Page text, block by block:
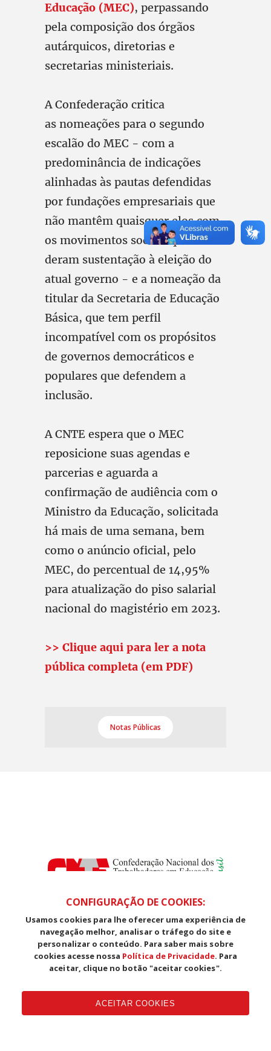
Educação (MEC), perpassando
pela composição dos órgãos
autárquicos, diretorias e
secretarias ministeriais.
A Confederação critica
as nomeações para o segundo
escalão do MEC - com a
predominância de indicações
alinhadas às pautas defendidas
por fundações empresariais que
não mantêm quaisquer elos com
os movimentos sociais que
deram sustentação à eleição do
atual governo - e a nomeação da
titular da Secretaria de Educação
Básica, que tem perfil
incompatível com os propósitos
de governos democráticos e
populares que defendem a
inclusão.
A CNTE espera que o MEC
reposicione suas agendas e
parcerias e aguarda a
confirmação de audiência com o
Ministro da Educação, solicitada
há mais de uma semana, bem
como o anúncio oficial, pelo
MEC, do percentual de 14,95%
para atualização do piso salarial
nacional do magistério em 2023.
>> Clique aqui para ler a nota
pública completa (em PDF)
Notas Públicas
SDS, Edifício Venâncio III, Salas 101/106
CEP: 70393-902 - Brasília - DF
Telefone (61) 3225-1003 - E-mail cnte@cnte.org.br
Trabalhadores(as) na Base
CONFIGURAÇÃO DE COOKIES:
Usamos cookies para lhe oferecer uma experiência de
navegação melhor, analisar o tráfego do site e
personalizar o conteúdo. Para saber mais sobre
cookies acesse nossa Política de Privacidade. Para
aceitar, clique no botão "aceitar cookies".
ACEITAR COOKIES